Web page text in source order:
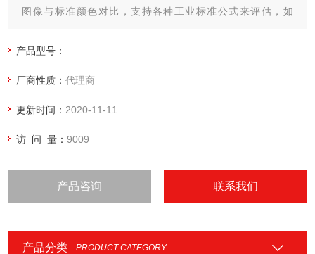
图像与标准颜色对比，支持各种工业标准公式来评估，如
本多角度的评估样品。
产品型号：
厂商性质：代理商
更新时间： 2020-11-11
访 问 量：9009
产品咨询 联系我们
产品分类 PRODUCT CATEGORY